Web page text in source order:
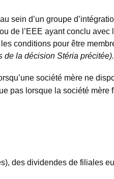
sein d’un groupe
de l’EEE ayant conclu
conditions pour être
dela décision Stéria précitée).
société mère ne
pas lorsque la société mère
des dividendes de filiales